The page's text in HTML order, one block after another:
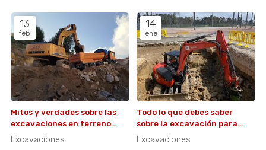
13
feb
Mitos y verdades sobre las
excavaciones en terreno
rocoso
Excavaciones
14
ene
Todo lo que debes saber
sobre la excavación para
cimentaciones profundas
Excavaciones